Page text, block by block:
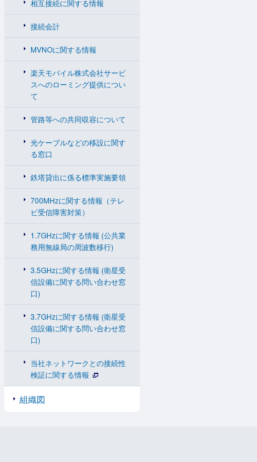
相互接続に関する情報
接続会計
MVNOに関する情報
楽天モバイル株式会社サービ
スへのローミング提供につい
て
管路等への共同収容について
光ケーブルなどの移設に関す
る窓口
鉄塔貸出に係る標準実施要領
700MHzに関する情報（テレ
ビ受信障害対策）
1.7GHzに関する情報 (公共業
務用無線局の周波数移行)
3.5GHzに関する情報 (衛星受
信設備に関する問い合わせ窓
口)
3.7GHzに関する情報 (衛星受
信設備に関する問い合わせ窓
口)
当社ネットワークとの接続性
検証に関する情報
組織図